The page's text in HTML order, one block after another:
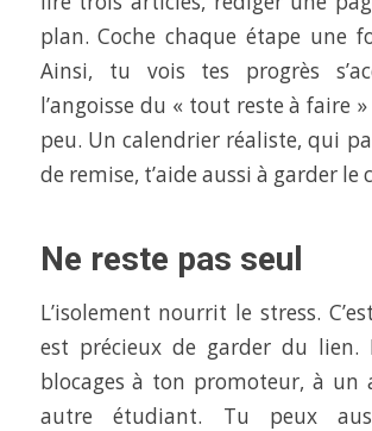
plan. Coche chaque étape une
Ainsi, tu vois tes progrès
l’angoisse du « tout reste à faire
peu. Un calendrier réaliste, qui
de remise, t’aide aussi à garder le
Ne reste pas seul
L’isolement nourrit le stress.
est précieux de garder du lien.
blocages à ton promoteur, à un
autre étudiant. Tu peux